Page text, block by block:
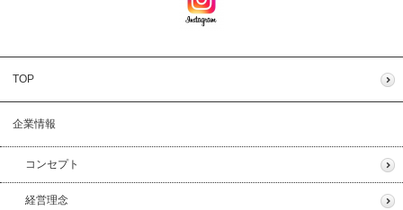
TOP
企業情報
コンセプト
経営理念